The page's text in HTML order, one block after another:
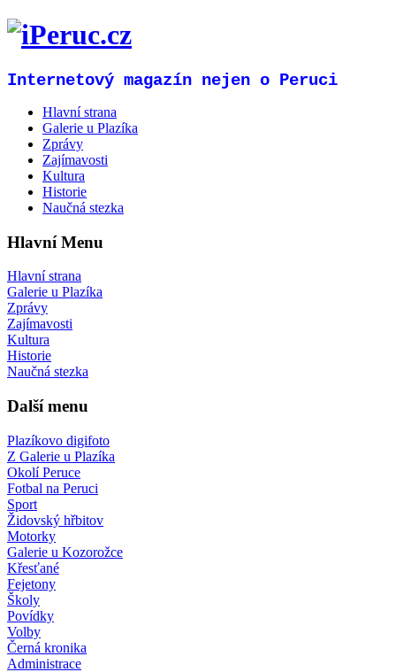
Internetový magazín nejen o Peruci
Hlavní strana
Galerie u Plazíka
Zprávy
Zajímavosti
Kultura
Historie
Naučná stezka
Hlavní Menu
Hlavní strana
Galerie u Plazíka
Zprávy
Zajímavosti
Kultura
Historie
Naučná stezka
Další menu
Plazíkovo digifoto
Z Galerie u Plazíka
Okolí Peruce
Fotbal na Peruci
Sport
Židovský hřbitov
Motorky
Galerie u Kozorožce
Křesťané
Fejetony
Školy
Povídky
Volby
Černá kronika
Administrace